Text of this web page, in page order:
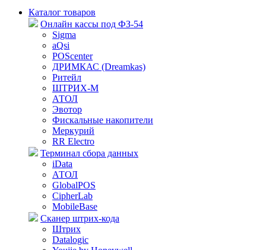
Каталог товаров
Онлайн кассы под ФЗ-54
Sigma
aQsi
POScenter
ДРИМКАС (Dreamkas)
Ритейл
ШТРИХ-М
АТОЛ
Эвотор
Фискальные накопители
Меркурий
RR Electro
Терминал сбора данных
iData
АТОЛ
GlobalPOS
CipherLab
MobileBase
Сканер штрих-кода
Штрих
Datalogic